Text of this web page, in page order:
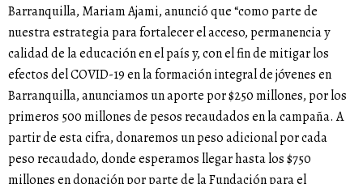
Barranquilla, Mariam Ajami, anunció que “como parte de
nuestra estrategia para fortalecer el acceso, permanencia y
calidad de la educación en el país y, con el fin de mitigar los
efectos del COVID-19 en la formación integral de jóvenes en
Barranquilla, anunciamos un aporte por $250 millones, por los
primeros 500 millones de pesos recaudados en la campaña. A
partir de esta cifra, donaremos un peso adicional por cada
peso recaudado, donde esperamos llegar hasta los $750
millones en donación por parte de la Fundación para el